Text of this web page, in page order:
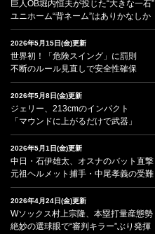
巨人OB堀内恒夫が投じた“大きな一石”
ユニホーム“背ネーム”はありかなしか
2026年5月15日(金)更新
世界初！「危険スイング」に罰則
不断のルール見直しで安全性確保
2026年5月8日(金)更新
ジェリー、213cmのインパクト
「マウンドに上がるだけで武器」
2026年5月1日(金)更新
中日・石伊雄太、オスナのバット直撃
元祖ヘルメット捕手・中尾孝義の受難
2026年4月24日(金)更新
Wソックス村上宗隆、本塁打量産態勢
絶妙の選球眼で“審判キラー”ぶり発揮